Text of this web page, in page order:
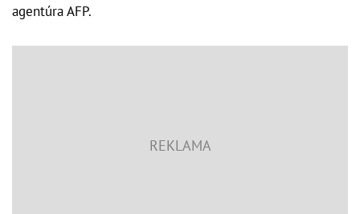
agentúra AFP.